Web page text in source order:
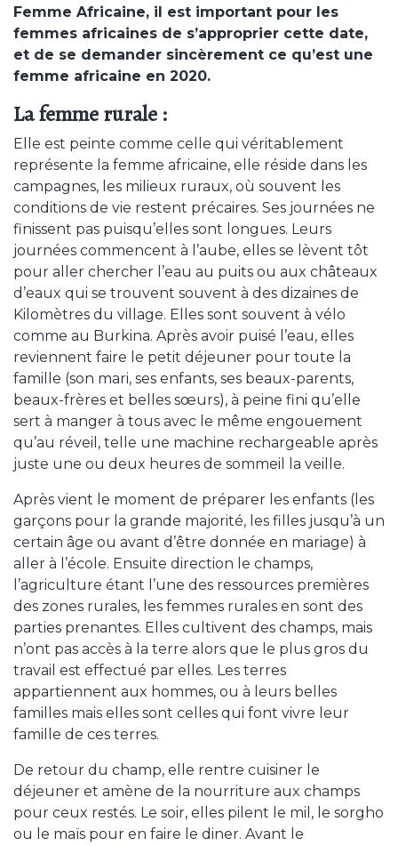
Femme Africaine, il est important pour les
femmes africaines de s’approprier cette date,
et de se demander sincèrement ce qu’est une
femme africaine en 2020.
La femme rurale :
Elle est peinte comme celle qui véritablement
représente la femme africaine, elle réside dans les
campagnes, les milieux ruraux, où souvent les
conditions de vie restent précaires. Ses journées ne
finissent pas puisqu’elles sont longues. Leurs
journées commencent à l’aube, elles se lèvent tôt
pour aller chercher l’eau au puits ou aux châteaux
d’eaux qui se trouvent souvent à des dizaines de
Kilomètres du village. Elles sont souvent à vélo
comme au Burkina. Après avoir puisé l’eau, elles
reviennent faire le petit déjeuner pour toute la
famille (son mari, ses enfants, ses beaux-parents,
beaux-frères et belles sœurs), à peine fini qu’elle
sert à manger à tous avec le même engouement
qu’au réveil, telle une machine rechargeable après
juste une ou deux heures de sommeil la veille.
Après vient le moment de préparer les enfants (les
garçons pour la grande majorité, les filles jusqu’à un
certain âge ou avant d’être donnée en mariage) à
aller à l’école. Ensuite direction le champs,
l’agriculture étant l’une des ressources premières
des zones rurales, les femmes rurales en sont des
parties prenantes. Elles cultivent des champs, mais
n’ont pas accès à la terre alors que le plus gros du
travail est effectué par elles. Les terres
appartiennent aux hommes, ou à leurs belles
familles mais elles sont celles qui font vivre leur
famille de ces terres.
De retour du champ, elle rentre cuisiner le
déjeuner et amène de la nourriture aux champs
pour ceux restés. Le soir, elles pilent le mil, le sorgho
ou le maïs pour en faire le diner. Avant le